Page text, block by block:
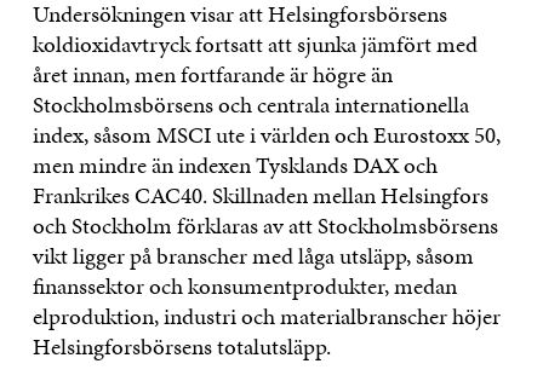
Undersökningen visar att Helsingforsbörsens
koldioxidavtryck fortsatt att sjunka jämfört med
året innan, men fortfarande är högre än
Stockholmsbörsens och centrala internationella
index, såsom MSCI ute i världen och Eurostoxx 50,
men mindre än indexen Tysklands DAX och
Frankrikes CAC40. Skillnaden mellan Helsingfors
och Stockholm förklaras av att Stockholmsbörsens
vikt ligger på branscher med låga utsläpp, såsom
finanssektor och konsumentprodukter, medan
elproduktion, industri och materialbranscher höjer
Helsingforsbörsens totalutsläpp.